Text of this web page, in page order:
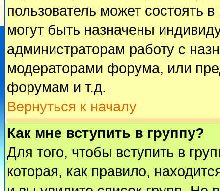
пользователь может состоять
могут быть назначены
администраторам работу с
модераторами форума, или
форумам и т.д.
Вернуться к началу
Как мне вступить в группу?
Для того, чтобы вступить в
которая, как правило,